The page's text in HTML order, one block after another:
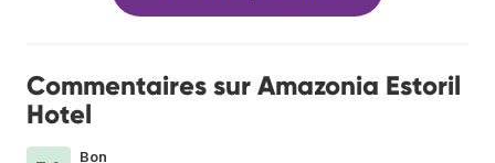
Commentaires sur Amazonia Estoril
Hotel
Bon